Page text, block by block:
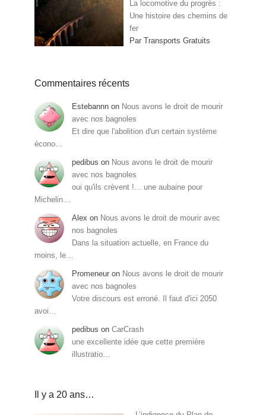
La locomotive du progrès :
Une histoire des chemins de
fer
Par Transports Gratuits
Commentaires récents
Estebannn on Nous avons le droit de mourir
avec nos bagnoles
Et dire que l'abolition d'un certain système
écono…
pedibus on Nous avons le droit de mourir
avec nos bagnoles
oui qu'ils crèvent !... une aubaine pour
Michelin…
Alex on Nous avons le droit de mourir avec
nos bagnoles
Dans la situation actuelle, en France du
moins, le…
Promeneur on Nous avons le droit de mourir
avec nos bagnoles
Votre discours est erroné. Il faut d'ici 2050
avoi…
pedibus on CarCrash
une excellente idée que cette première
illustratio…
Il y a 20 ans…